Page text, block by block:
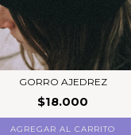
GORRO AJEDREZ
$18.000